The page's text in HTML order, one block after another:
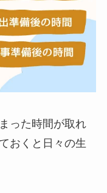
った時間が取れ
おくと日々の生